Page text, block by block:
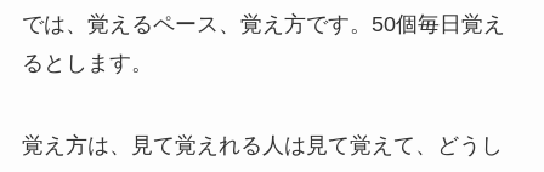
では、覚えるペース、覚え方です。50個毎日覚え
るとします。
覚え方は、見て覚えれる人は見て覚えて、どうし